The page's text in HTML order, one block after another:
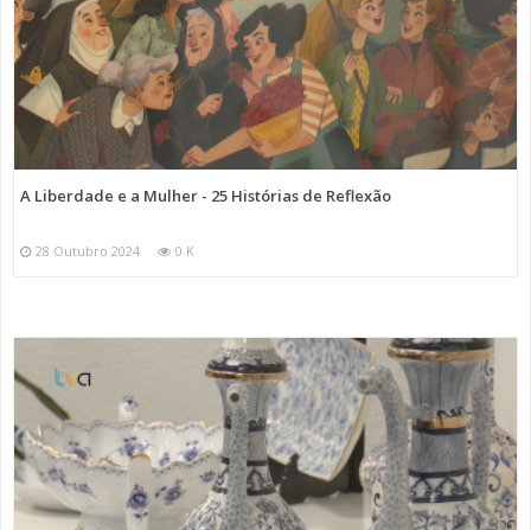
A Liberdade e a Mulher - 25 Histórias de Reflexão
28 Outubro 2024 0 K